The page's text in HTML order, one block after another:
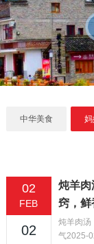
中华美食 妈
02
FEB
02
炖羊肉
窍，鲜
炖羊肉汤
气2025-